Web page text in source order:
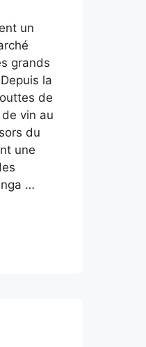
un
grands
la
de
vin au
du
une
…